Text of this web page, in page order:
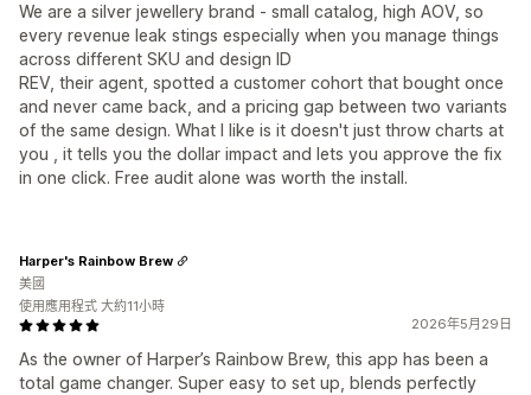
We are a silver jewellery brand - small catalog, high AOV, so
every revenue leak stings especially when you manage things
across different SKU and design ID
REV, their agent, spotted a customer cohort that bought once
and never came back, and a pricing gap between two variants
of the same design. What I like is it doesn't just throw charts at
you , it tells you the dollar impact and lets you approve the fix
in one click. Free audit alone was worth the install.
2026年5月29日
As the owner of Harper’s Rainbow Brew, this app has been a
total game changer. Super easy to set up, blends perfectly
Harper's Rainbow Brew
美國
使用應用程式 大約11小時